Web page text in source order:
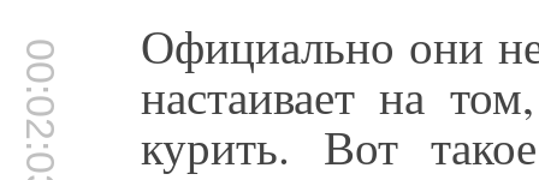
00:02:03 Официально они
настаивает на
курить. Вот